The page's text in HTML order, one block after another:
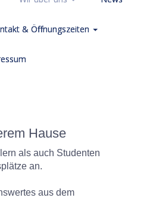
& Öffnungszeiten
Hause
als auch Studenten
an.
aus dem